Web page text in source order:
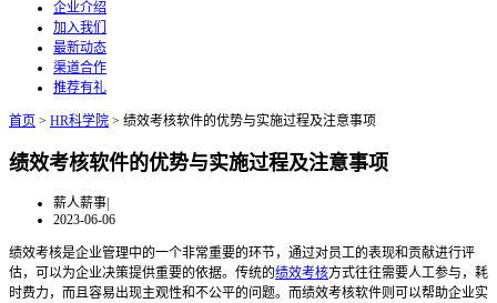
企业介绍
加入我们
最新动态
渠道合作
推荐有礼
首页 > HR科学院 > 绩效考核软件的优势与实施过程及注意事项
绩效考核软件的优势与实施过程及注意事项
薪人薪事|
2023-06-06
绩效考核是企业管理中的一个非常重要的环节，通过对员工的表现和贡献进行评
估，可以为企业决策提供重要的依据。传统的绩效考核方式往往需要人工参与，耗
时费力，而且容易出现主观性和不公平的问题。而绩效考核软件则可以帮助企业实